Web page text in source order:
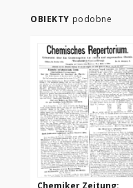
OBIEKTY podobne
Chemiker Zeitung: